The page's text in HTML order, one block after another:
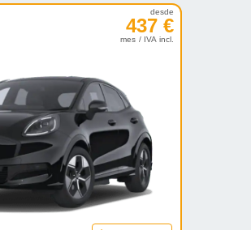
desde
437 €
mes / IVA incl.